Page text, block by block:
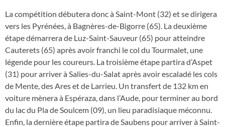
La compétition débutera donc à Saint-Mont (32) et se dirigera
vers les Pyrénées, à Bagnères-de-Bigorre (65). La deuxième
étape démarrera de Luz-Saint-Sauveur (65) pour atteindre
Cauterets (65) après avoir franchi le col du Tourmalet, une
légende pour les coureurs. La troisième étape partira d’Aspet
(31) pour arriver à Salies-du-Salat après avoir escaladé les cols
de Mente, des Ares et de Larrieu. Un transfert de 132 km en
voiture mènera à Espéraza, dans l’Aude, pour terminer au bord
du lac du Pla de Soulcem (09), un lieu paradisiaque méconnu.
Enfin, la dernière étape partira de Saubens pour arriver à Saint-